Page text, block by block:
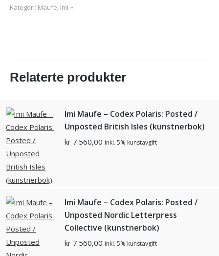
Kategori: Maufe, Imi
Relaterte produkter
Imi Maufe – Codex Polaris: Posted /
Unposted British Isles (kunstnerbok)
kr 7.560,00 inkl. 5% kunstavgift
Imi Maufe – Codex Polaris: Posted /
Unposted Nordic Letterpress
Collective (kunstnerbok)
kr 7.560,00 inkl. 5% kunstavgift